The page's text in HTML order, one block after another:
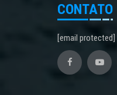
CONTATO
[email protected]